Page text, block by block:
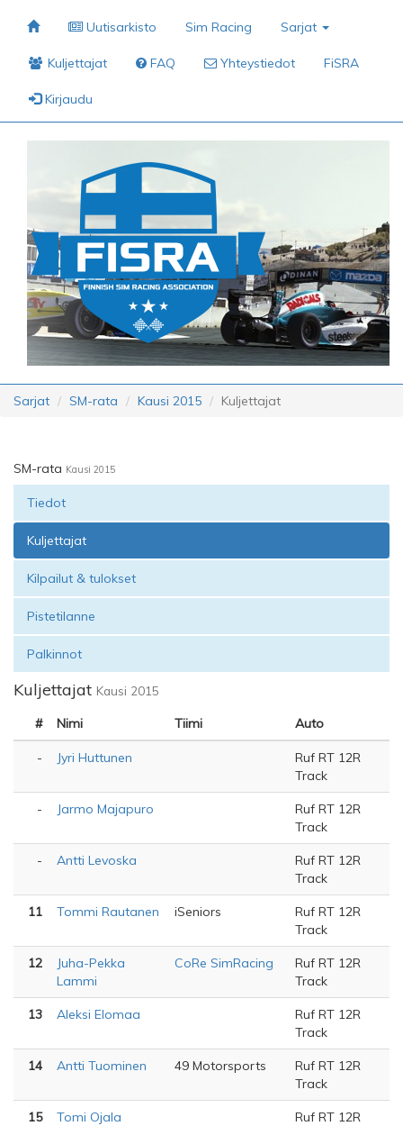
Uutisarkisto Sim Racing Sarjat
Kuljettajat FAQ Yhteystiedot FiSRA
Kirjaudu
Sarjat SM-rata Kausi 2015 Kuljettajat
SM-rata Kausi 2015
Tiedot
Kuljettajat
Kilpailut & tulokset
Pistetilanne
Palkinnot
Kuljettajat Kausi 2015
# Nimi Tiimi Auto
- Jyri Huttunen
Ruf RT 12R
Track
- Jarmo Majapuro
Ruf RT 12R
Track
- Antti Levoska
Ruf RT 12R
Track
11 Tommi Rautanen iSeniors
Ruf RT 12R
Track
12
Juha-Pekka
Lammi
CoRe SimRacing
Ruf RT 12R
Track
13 Aleksi Elomaa
Ruf RT 12R
Track
14 Antti Tuominen 49 Motorsports
Ruf RT 12R
Track
15 Tomi Ojala
Ruf RT 12R